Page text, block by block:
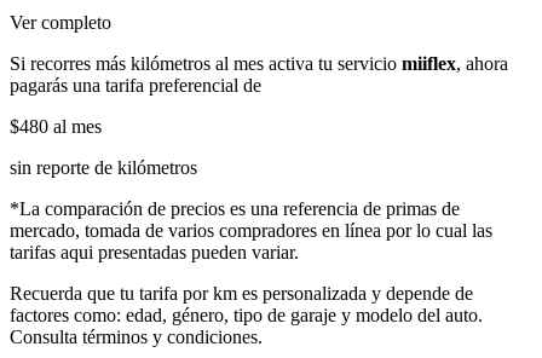
Ver completo
Si recorres más kilómetros al mes activa tu servicio miiflex, ahora
pagarás una tarifa preferencial de
$480 al mes
sin reporte de kilómetros
*La comparación de precios es una referencia de primas de
mercado, tomada de varios compradores en línea por lo cual las
tarifas aqui presentadas pueden variar.
Recuerda que tu tarifa por km es personalizada y depende de
factores como: edad, género, tipo de garaje y modelo del auto.
Consulta términos y condiciones.